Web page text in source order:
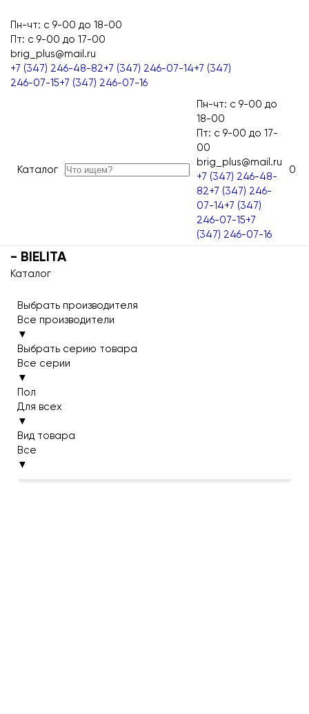
Главная страница BRIGPLUS
Одноклассники
ВКонтакте
Twitter
WhatsApp
Telegram
Max
Пн-чт: с 9-00 до 18-00
Пт: с 9-00 до 17-00
brig_plus@mail.ru
+7 (347) 246-48-82+7 (347) 246-07-14+7 (347)
246-07-15+7 (347) 246-07-16
Главная страница BRIGPLUS
Каталог
Пн-чт: с 9-00 до
18-00
Пт: с 9-00 до 17-
00
brig_plus@mail.ru
+7 (347) 246-48-
82+7 (347) 246-
07-14+7 (347)
246-07-15+7
(347) 246-07-16
0
- BIELITA
Каталог
Выбрать производителя
Все производители
▼
Выбрать серию товара
Все серии
▼
Пол
Для всех
▼
Вид товара
Все
▼